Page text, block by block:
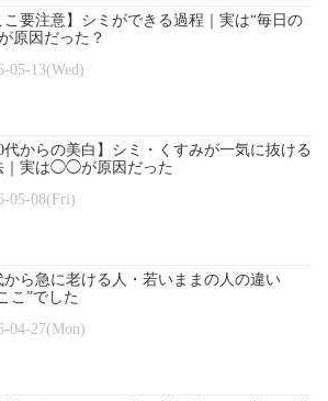
こ要注意】シミができる過程｜実は“毎日の
原因だった？
05-13(Wed)
代からの美白】シミ・くすみが一気に抜ける
｜実は◯◯が原因だった
05-08(Fri)
から急に老ける人・若いままの人の違い
こ”でした
04-27(Mon)